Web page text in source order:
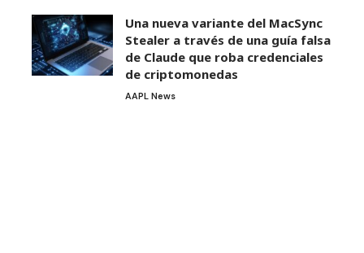
Una nueva variante del MacSync
Stealer a través de una guía falsa
de Claude que roba credenciales
de criptomonedas
AAPL News